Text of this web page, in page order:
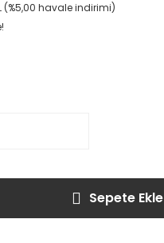
(%5,00 havale indirimi)
Sepete Ekle